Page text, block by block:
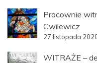
Pracownie
Cwilewicz
27 listopada
WITRAŻE –